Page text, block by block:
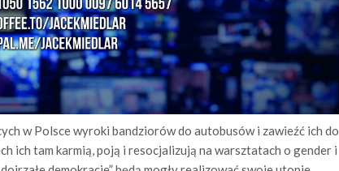
w Polsce wyroki bandziorów do autobusów i zawieźć ich do
ich tam karmią, poją i resocjalizują na warsztatach o gender i